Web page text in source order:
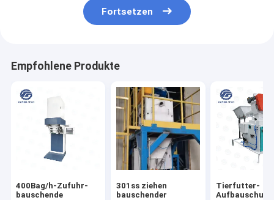
Fortsetzen
Empfohlene Produkte
400Bag/h-Zufuhr-
bauschende
301ss ziehen
bauschender
Tierfutter-